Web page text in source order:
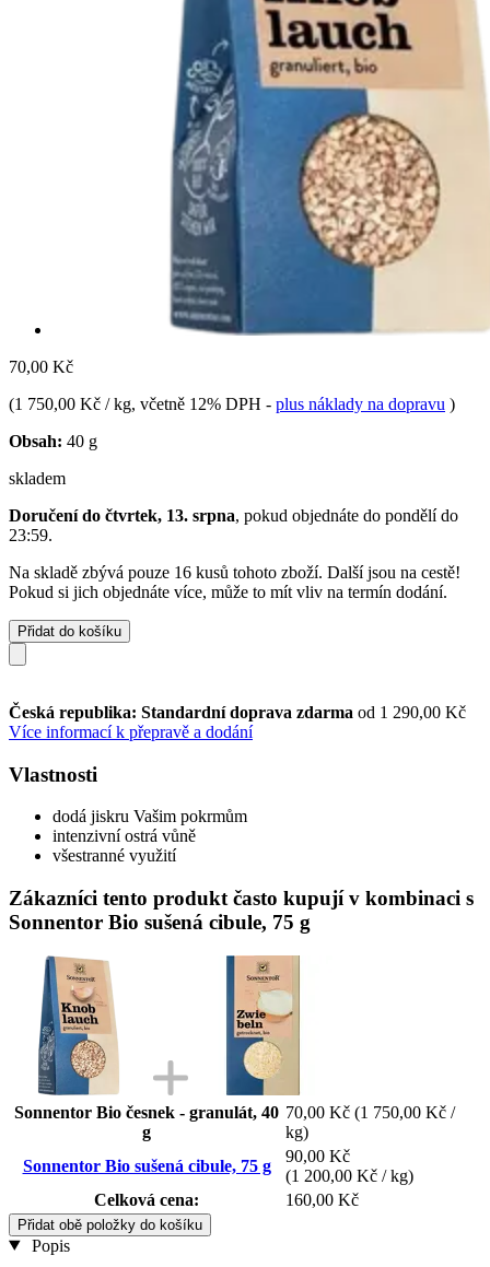
70,00 Kč
(1 750,00 Kč / kg, včetně 12% DPH - plus náklady na dopravu )
Obsah: 40 g
skladem
Doručení do čtvrtek, 13. srpna, pokud objednáte do pondělí do
23:59.
Na skladě zbývá pouze 16 kusů tohoto zboží. Další jsou na cestě!
Pokud si jich objednáte více, může to mít vliv na termín dodání.
Přidat do košíku
Česká republika: Standardní doprava zdarma od 1 290,00 Kč
Více informací k přepravě a dodání
Vlastnosti
dodá jiskru Vašim pokrmům
intenzivní ostrá vůně
všestranné využití
Zákazníci tento produkt často kupují v kombinaci s
Sonnentor Bio sušená cibule, 75 g
Sonnentor Bio česnek - granulát, 40
g
70,00 Kč (1 750,00 Kč /
kg)
Sonnentor Bio sušená cibule, 75 g
90,00 Kč
(1 200,00 Kč / kg)
Celková cena:
160,00 Kč
Přidat obě položky do košíku
Popis